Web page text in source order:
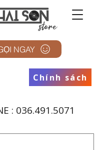
NGAY
Chính sách
: 036.491.5071